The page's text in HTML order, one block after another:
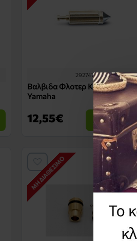
292747
Βαλβιδα Φλοτερ Καρμπυρατερ
Yamaha
12,55€ Καλάθι
ΜΗ ΔΙΑΘΈΣΙΜΟ